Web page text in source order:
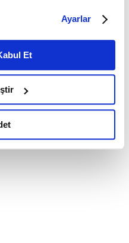
detaylı bilgi için
Bilgilendirme
Kanunu uyarınca
ile ilgili daha
Ayarlar
Et